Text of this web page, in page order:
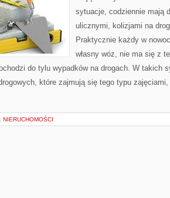
sytuacje, codziennie mają
ulicznymi, kolizjami na
Praktycznie każdy w
własny wóz, nie ma się z
do tylu wypadków na drogach. W takich
które zajmują się tego typu
NIERUCHOMOŚCI